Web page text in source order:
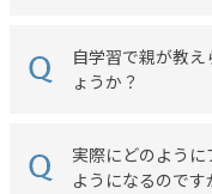
自学習で親が教
ょうか？
実際にどのよう
ようになるのです